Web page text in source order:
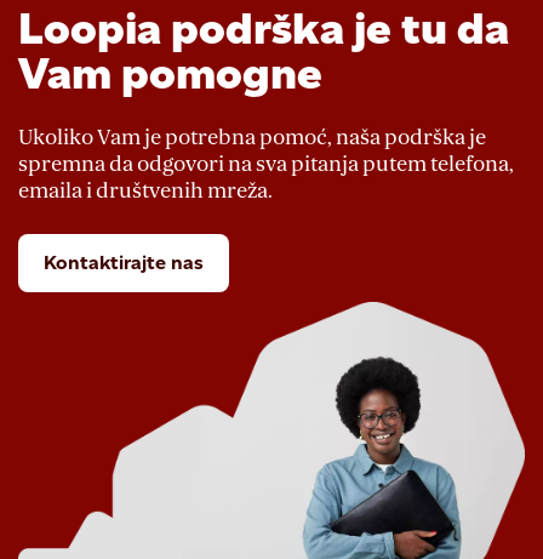
Loopia podrška je tu da
Vam pomogne
Ukoliko Vam je potrebna pomoć, naša podrška je
spremna da odgovori na sva pitanja putem telefona,
emaila i društvenih mreža.
Kontaktirajte nas